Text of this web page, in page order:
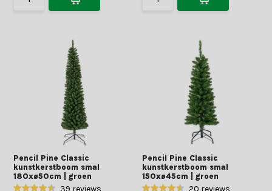
Pencil Pine Classic
kunstkerstboom smal
180xø50cm | groen
39 reviews
Pencil Pine Classic
kunstkerstboom smal
150xø45cm | groen
20 reviews